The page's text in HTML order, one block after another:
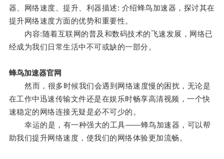
器、网络速度、提升、利器描述: 介绍蜂鸟加速器，探讨其在
提升网络速度方面的优势和重要性。
内容:随着互联网的普及和数码技术的飞速发展，网络已
经成为我们日常生活中不可或缺的一部分。
蜂鸟加速器官网
然而，很多时候我们会遇到网络速度慢的困扰，无论是
在工作中迅速传输文件还是在娱乐时畅享高清视频，一个快
速稳定的网络连接无疑是必不可少的。
幸运的是，有一种强大的工具——蜂鸟加速器，可以帮
助我们提升网络速度，使我们的网络体验更加流畅。